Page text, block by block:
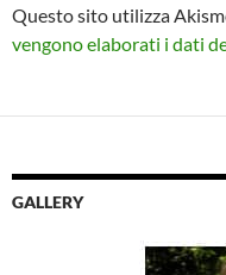
Questo sito utilizza
vengono elaborati i dati
GALLERY